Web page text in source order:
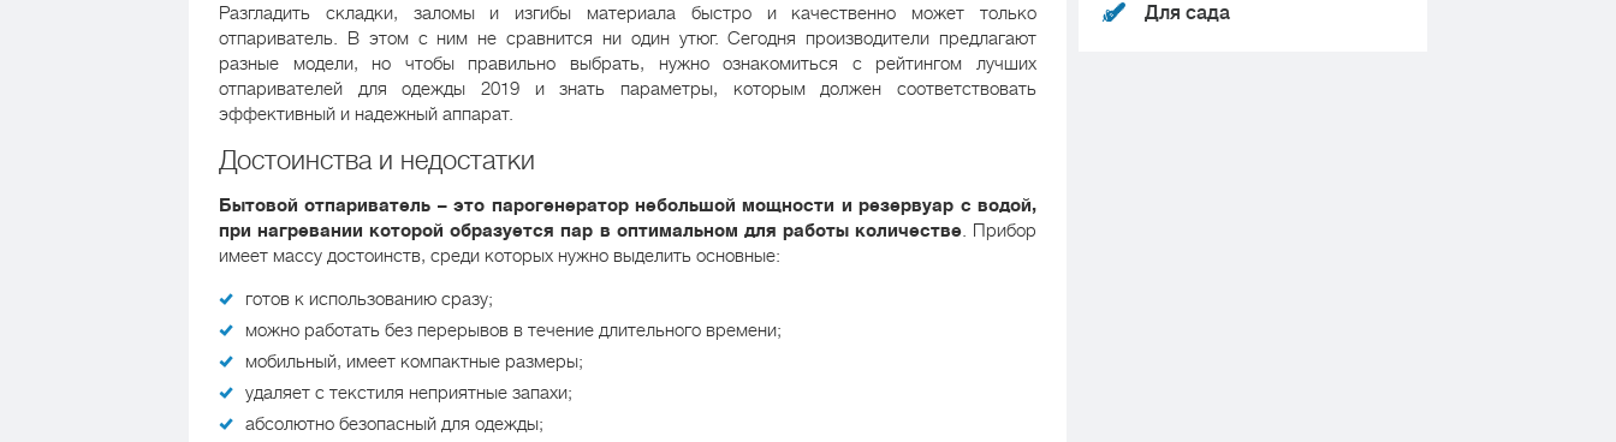
Разгладить складки, заломы и изгибы материала быстро и качественно может только
отпариватель. В этом с ним не сравнится ни один утюг. Сегодня производители предлагают
разные модели, но чтобы правильно выбрать, нужно ознакомиться с рейтингом лучших
отпаривателей для одежды 2019 и знать параметры, которым должен соответствовать
эффективный и надежный аппарат.
Достоинства и недостатки
Бытовой отпариватель – это парогенератор небольшой мощности и резервуар с водой,
при нагревании которой образуется пар в оптимальном для работы количестве. Прибор
имеет массу достоинств, среди которых нужно выделить основные:
готов к использованию сразу;
можно работать без перерывов в течение длительного времени;
мобильный, имеет компактные размеры;
удаляет с текстиля неприятные запахи;
абсолютно безопасный для одежды;
Для сада